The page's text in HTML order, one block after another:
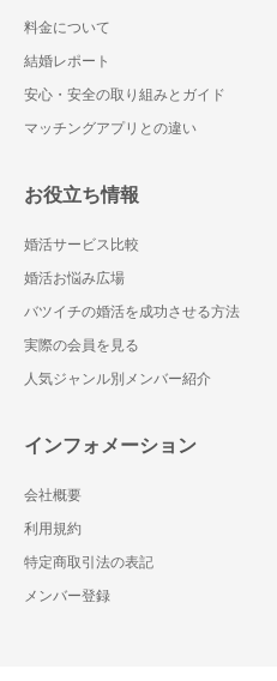
料金について
結婚レポート
安心・安全の取り組みとガイド
マッチングアプリとの違い
お役立ち情報
婚活サービス比較
婚活お悩み広場
バツイチの婚活を成功させる方法
実際の会員を見る
人気ジャンル別メンバー紹介
インフォメーション
会社概要
利用規約
特定商取引法の表記
メンバー登録